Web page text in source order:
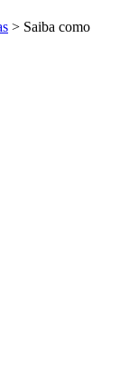
> Saiba como